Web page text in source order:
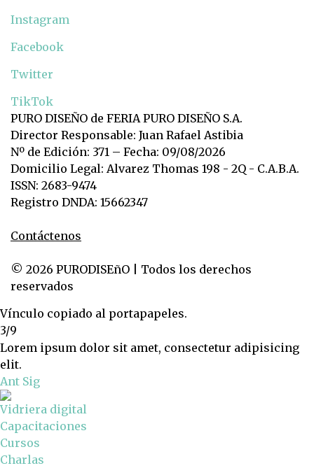
Instagram
Facebook
Twitter
TikTok
PURO DISEÑO de FERIA PURO DISEÑO S.A.
Director Responsable: Juan Rafael Astibia
Nº de Edición: 371 – Fecha: 09/08/2026
Domicilio Legal: Alvarez Thomas 198 - 2Q - C.A.B.A.
ISSN: 2683-9474
Registro DNDA: 15662347
Contáctenos
© 2026 PURODISEñO | Todos los derechos
reservados
Vínculo copiado al portapapeles.
3/9
Lorem ipsum dolor sit amet, consectetur adipisicing
elit.
Ant Sig
Vidriera digital
Capacitaciones
Cursos
Charlas